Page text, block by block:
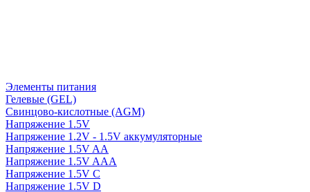
Элементы питания
Гелевые (GEL)
Свинцово-кислотные (AGM)
Напряжение 1.5V
Напряжение 1.2V - 1.5V аккумуляторные
Напряжение 1.5V AA
Напряжение 1.5V AAA
Напряжение 1.5V C
Напряжение 1.5V D